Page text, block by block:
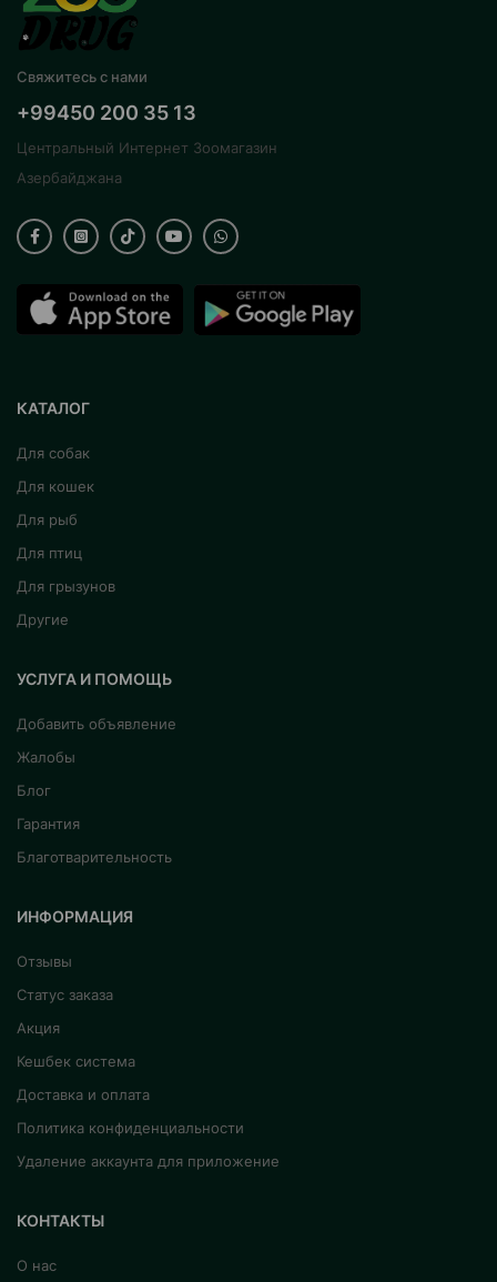
Свяжитесь с нами
+99450 200 35 13
Центральный Интернет Зоомагазин
Азербайджана
КАТАЛОГ
Для собак
Для кошек
Для рыб
Для птиц
Для грызунов
Другие
УСЛУГА И ПОМОЩЬ
Добавить объявление
Жалобы
Блог
Гарантия
Благотварительность
ИНФОРМАЦИЯ
Отзывы
Статус заказа
Акция
Кешбек система
Доставка и оплата
Политика конфиденциальности
Удаление аккаунта для приложение
КОНТАКТЫ
О нас